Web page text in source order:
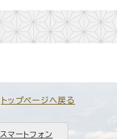
トップページへ戻る
スマートフォン